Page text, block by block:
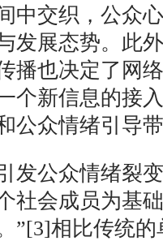
中交织，公众
发展态势。此
播也决定了网
个新信息的接
公众情绪引导
公众情绪裂变
社会成员为基
”[3]相比传统